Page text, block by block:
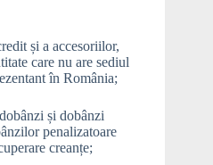
și a accesoriilor,
care nu are sediul
în România;
și dobânzi
penalizatoare
creanțe;